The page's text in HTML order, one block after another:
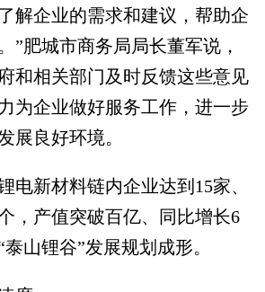
解企业的需求和建议，帮助企
”肥城市商务局局长董军说，
和相关部门及时反馈这些意见
为企业做好服务工作，进一步
展良好环境。
新材料链内企业达到15家、
，产值突破百亿、同比增长6
山锂谷”发展规划成形。